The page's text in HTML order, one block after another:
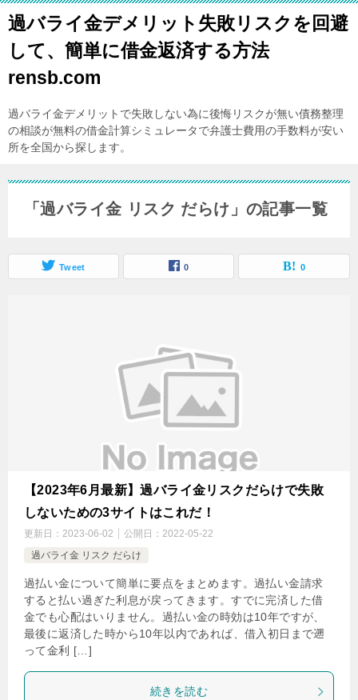
過バライ金デメリット失敗リスクを回避
して、簡単に借金返済する方法
rensb.com
過バライ金デメリットで失敗しない為に後悔リスクが無い債務整理
の相談が無料の借金計算シミュレータで弁護士費用の手数料が安い
所を全国から探します。
「過バライ金 リスク だらけ」の記事一覧
Tweet 0 0
【2023年6月最新】過バライ金リスクだらけで失敗
しないための3サイトはこれだ！
更新日： 2023-06-02 公開日： 2022-05-22
過バライ金 リスク だらけ
過払い金について簡単に要点をまとめます。過払い金請求
すると払い過ぎた利息が戻ってきます。すでに完済した借
金でも心配はいりません。過払い金の時効は10年ですが、
最後に返済した時から10年以内であれば、借入初日まで遡
って金利 […]
続きを読む